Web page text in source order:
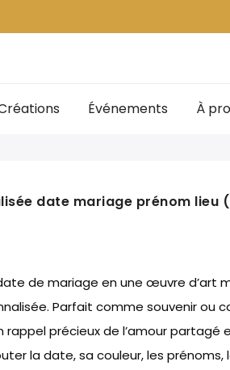
Événements À
date mariage prénom lieu
de mariage en une œuvre d’art
Parfait comme souvenir ou
précieux de l’amour partagé
la date, sa couleur, les prénoms,